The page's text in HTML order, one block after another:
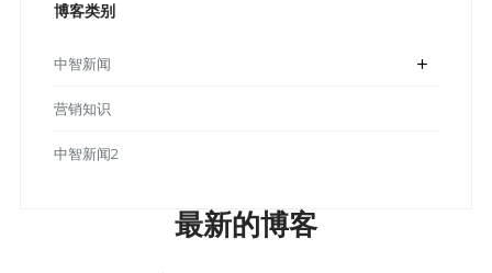
博客类别
中智新闻 add
营销知识
中智新闻2
最新的博客